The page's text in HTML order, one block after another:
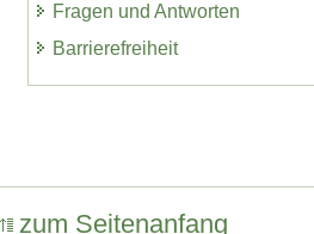
Fragen und Antworten
Barrierefreiheit
zum Seitenanfang